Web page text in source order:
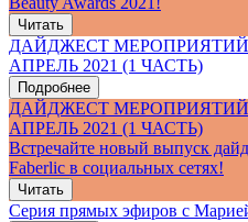
Читать
ДАЙДЖЕСТ
АПРЕЛЬ 2021 (1 ЧАСТЬ)
Подробнее
ДАЙДЖЕСТ
АПРЕЛЬ 2021 (1 ЧАСТЬ)
Встречайте новый выпуск
Faberlic в социальных сетях!
Читать
Серия прямых эфиров с